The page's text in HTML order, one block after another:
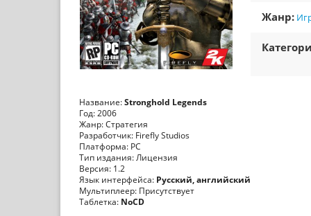
Жанр:
Название:Stronghold Legends
Год: 2006
Жанр: Стратегия
Разработчик: Firefly Studios
Платформа: PC
Тип издания: Лицензия
Версия: 1.2
Язык интерфейса: Русский, английский
Мультиплеер: Присутствует
Таблетка: NoCD